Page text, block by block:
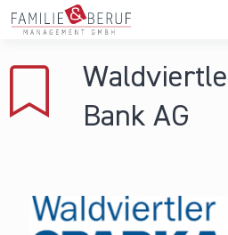
Direkt zum Inhalt
Gemeinden
Das sind wir
Bank AG